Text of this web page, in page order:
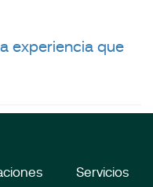
experiencia que
Servicios